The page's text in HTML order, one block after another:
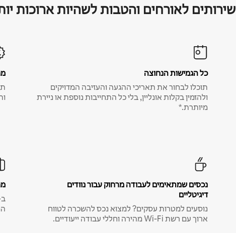
שירותים לאורחים והטבות לשהיות ארוכות
כל הגמישות הנחוצה
תוכלו לבחור את תאריכי ההגעה והעזיבה המדויקים
ולהזמין בקלות אונליין, בלי כל התחייבות נוספת או ניירת
מיותרת.*
נכסים שמתאימים לעבודה מרחוק עבור נוודים
דיגיטליים
נוסעים למטרות עסקים? למצוא נכס להשכרה לטווח
ארוך עם רשת Wi-Fi מהירה וחללי עבודה ייעודיים.